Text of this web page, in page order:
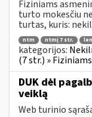
Fiziniams
turto mokesčiu
turtas, kuris:
ntm ntmį 7 str.
kategorijos:
(7 str.) »
DUK dėl
veiklą
Web turinio